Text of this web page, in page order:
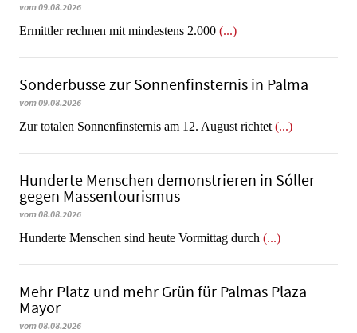
vom 09.08.2026
Ermittler rechnen mit mindestens 2.000 (...)
Sonderbusse zur Sonnenfinsternis in Palma
vom 09.08.2026
Zur totalen Sonnenfinsternis am 12. August richtet (...)
Hunderte Menschen demonstrieren in Sóller
gegen Massentourismus
vom 08.08.2026
Hunderte Menschen sind heute Vormittag durch (...)
Mehr Platz und mehr Grün für Palmas Plaza
Mayor
vom 08.08.2026